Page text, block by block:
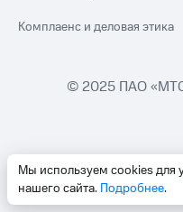
Мы используем cookies для
нашего сайта. Подробнее.
Комплаенс и деловая этика
© 2025 ПАО